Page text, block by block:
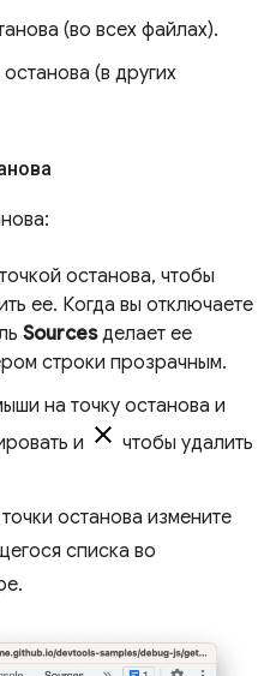
(во всех файлах).
(в других
останова, чтобы
ее. Когда вы отключаете
Sourcesделает ее
строки прозрачным.
на точку останова и
и
чтобы удалить
останова измените
списка во